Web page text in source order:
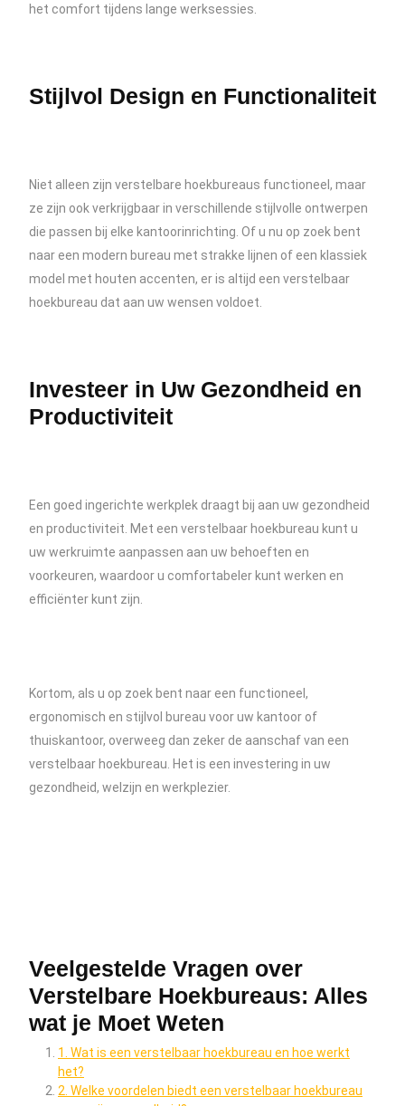
het comfort tijdens lange werksessies.
Stijlvol Design en Functionaliteit
Niet alleen zijn verstelbare hoekbureaus functioneel, maar
ze zijn ook verkrijgbaar in verschillende stijlvolle ontwerpen
die passen bij elke kantoorinrichting. Of u nu op zoek bent
naar een modern bureau met strakke lijnen of een klassiek
model met houten accenten, er is altijd een verstelbaar
hoekbureau dat aan uw wensen voldoet.
Investeer in Uw Gezondheid en
Productiviteit
Een goed ingerichte werkplek draagt bij aan uw gezondheid
en productiviteit. Met een verstelbaar hoekbureau kunt u
uw werkruimte aanpassen aan uw behoeften en
voorkeuren, waardoor u comfortabeler kunt werken en
efficiënter kunt zijn.
Kortom, als u op zoek bent naar een functioneel,
ergonomisch en stijlvol bureau voor uw kantoor of
thuiskantoor, overweeg dan zeker de aanschaf van een
verstelbaar hoekbureau. Het is een investering in uw
gezondheid, welzijn en werkplezier.
Veelgestelde Vragen over
Verstelbare Hoekbureaus: Alles
wat je Moet Weten
1. Wat is een verstelbaar hoekbureau en hoe werkt
het?
2. Welke voordelen biedt een verstelbaar hoekbureau